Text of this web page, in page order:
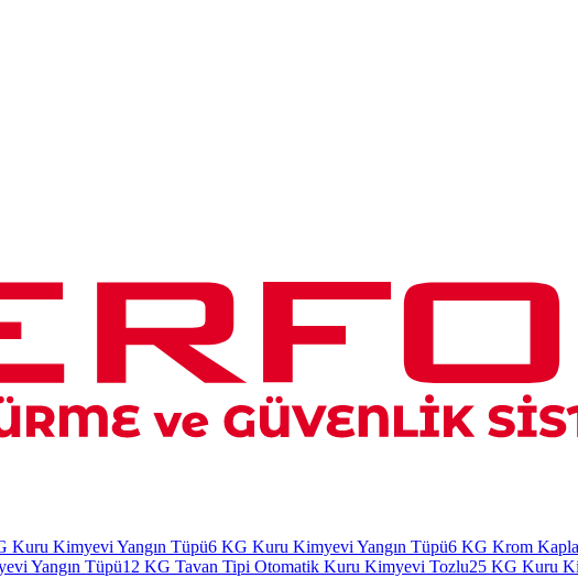
Kuru Kimyevi Yangın Tüpü6 KG Kuru Kimyevi Yangın Tüpü6 KG Krom
Yangın Tüpü12 KG Tavan Tipi Otomatik Kuru Kimyevi Tozlu25 KG Kuru